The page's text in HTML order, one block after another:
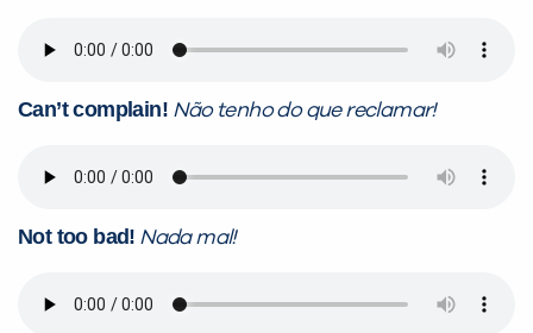
Can’t complain! Não tenho do que reclamar!
Not too bad! Nada mal!